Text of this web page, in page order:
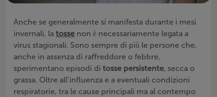
Anche se generalmente si manifesta durante i mesi
invernali, la tosse non è necessariamente legata a
virus stagionali. Sono sempre di più le persone che,
anche in assenza di raffreddore o febbre,
sperimentano episodi di tosse persistente, secca o
grassa. Oltre all’influenza e a eventuali condizioni
respiratorie, tra le cause principali ma al contempo